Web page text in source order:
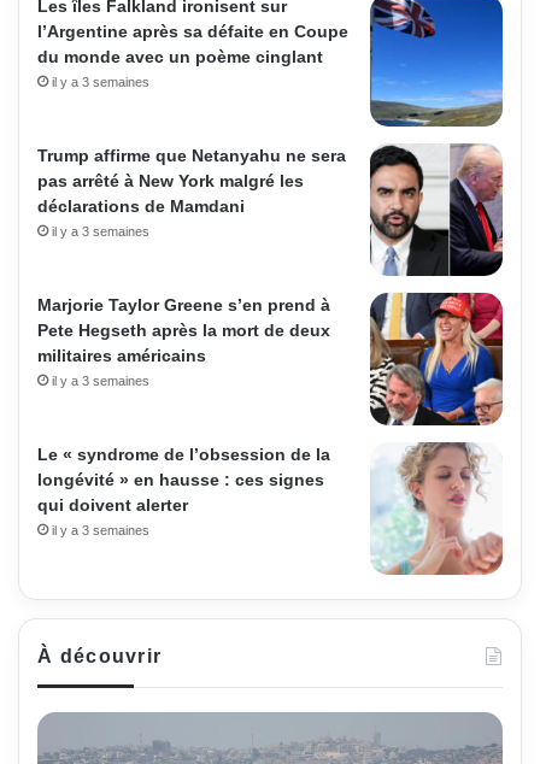
Les îles Falkland ironisent sur
l’Argentine après sa défaite en Coupe
du monde avec un poème cinglant
il y a 3 semaines
Trump affirme que Netanyahu ne sera
pas arrêté à New York malgré les
déclarations de Mamdani
il y a 3 semaines
Marjorie Taylor Greene s’en prend à
Pete Hegseth après la mort de deux
militaires américains
il y a 3 semaines
Le « syndrome de l’obsession de la
longévité » en hausse : ces signes
qui doivent alerter
il y a 3 semaines
À découvrir
Israël
lance